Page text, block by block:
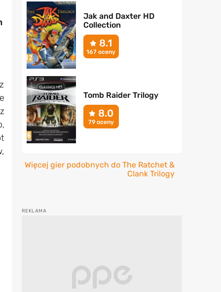
Jak and Daxter HD
Collection
8.1
167 oceny
Tomb Raider Trilogy
8.0
79 oceny
Więcej gier podobnych do The Ratchet &
Clank Trilogy